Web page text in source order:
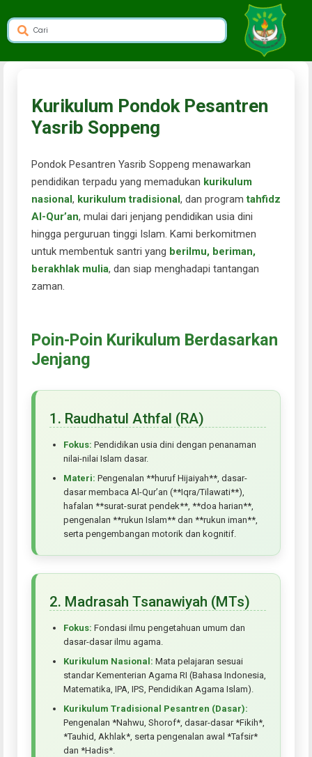
Kurikulum Pondok Pesantren
Yasrib Soppeng
Pondok Pesantren Yasrib Soppeng menawarkan
pendidikan terpadu yang memadukan kurikulum
nasional, kurikulum tradisional, dan programtahfidz
Al-Qur’an, mulai dari jenjang pendidikan usia dini
hingga perguruan tinggi Islam. Kami berkomitmen
untuk membentuk santri yang berilmu, beriman,
berakhlak mulia, dan siap menghadapi tantangan
zaman.
Poin-Poin Kurikulum Berdasarkan
Jenjang
1. Raudhatul Athfal (RA)
Fokus: Pendidikan usia dini dengan penanaman
nilai-nilai Islam dasar.
Materi: Pengenalan **huruf Hijaiyah**, dasar-
dasar membaca Al-Qur’an (**Iqra/Tilawati**),
hafalan **surat-surat pendek**, **doa harian**,
pengenalan **rukun Islam** dan **rukun iman**,
serta pengembangan motorik dan kognitif.
2. Madrasah Tsanawiyah (MTs)
Fokus: Fondasi ilmu pengetahuan umum dan
dasar-dasar ilmu agama.
Kurikulum Nasional: Mata pelajaran sesuai
standar Kementerian Agama RI (Bahasa Indonesia,
Matematika, IPA, IPS, Pendidikan Agama Islam).
Kurikulum Tradisional Pesantren (Dasar):
Pengenalan *Nahwu, Shorof*, dasar-dasar *Fikih*,
*Tauhid, Akhlak*, serta pengenalan awal *Tafsir*
dan *Hadis*.